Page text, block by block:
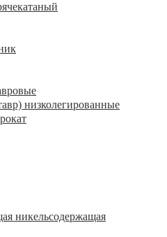
низколегированные
никельсодержащая